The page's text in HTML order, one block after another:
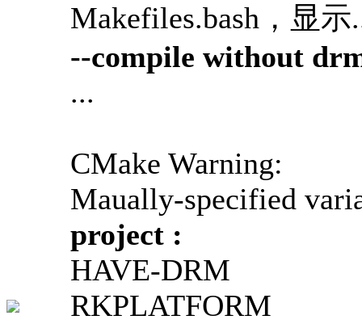
Makefiles.bash，显示
--compile without
...
CMake Warning:
Maually-specified
project :
HAVE-DRM
RKPLATFORM